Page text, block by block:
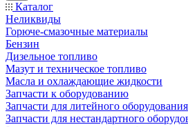
Каталог
Неликвиды
Горюче-смазочные материалы
Бензин
Дизельное топливо
Мазут и техническое топливо
Масла и охлаждающие жидкости
Запчасти к оборудованию
Запчасти для литейного оборудования
Запчасти для нестандартного